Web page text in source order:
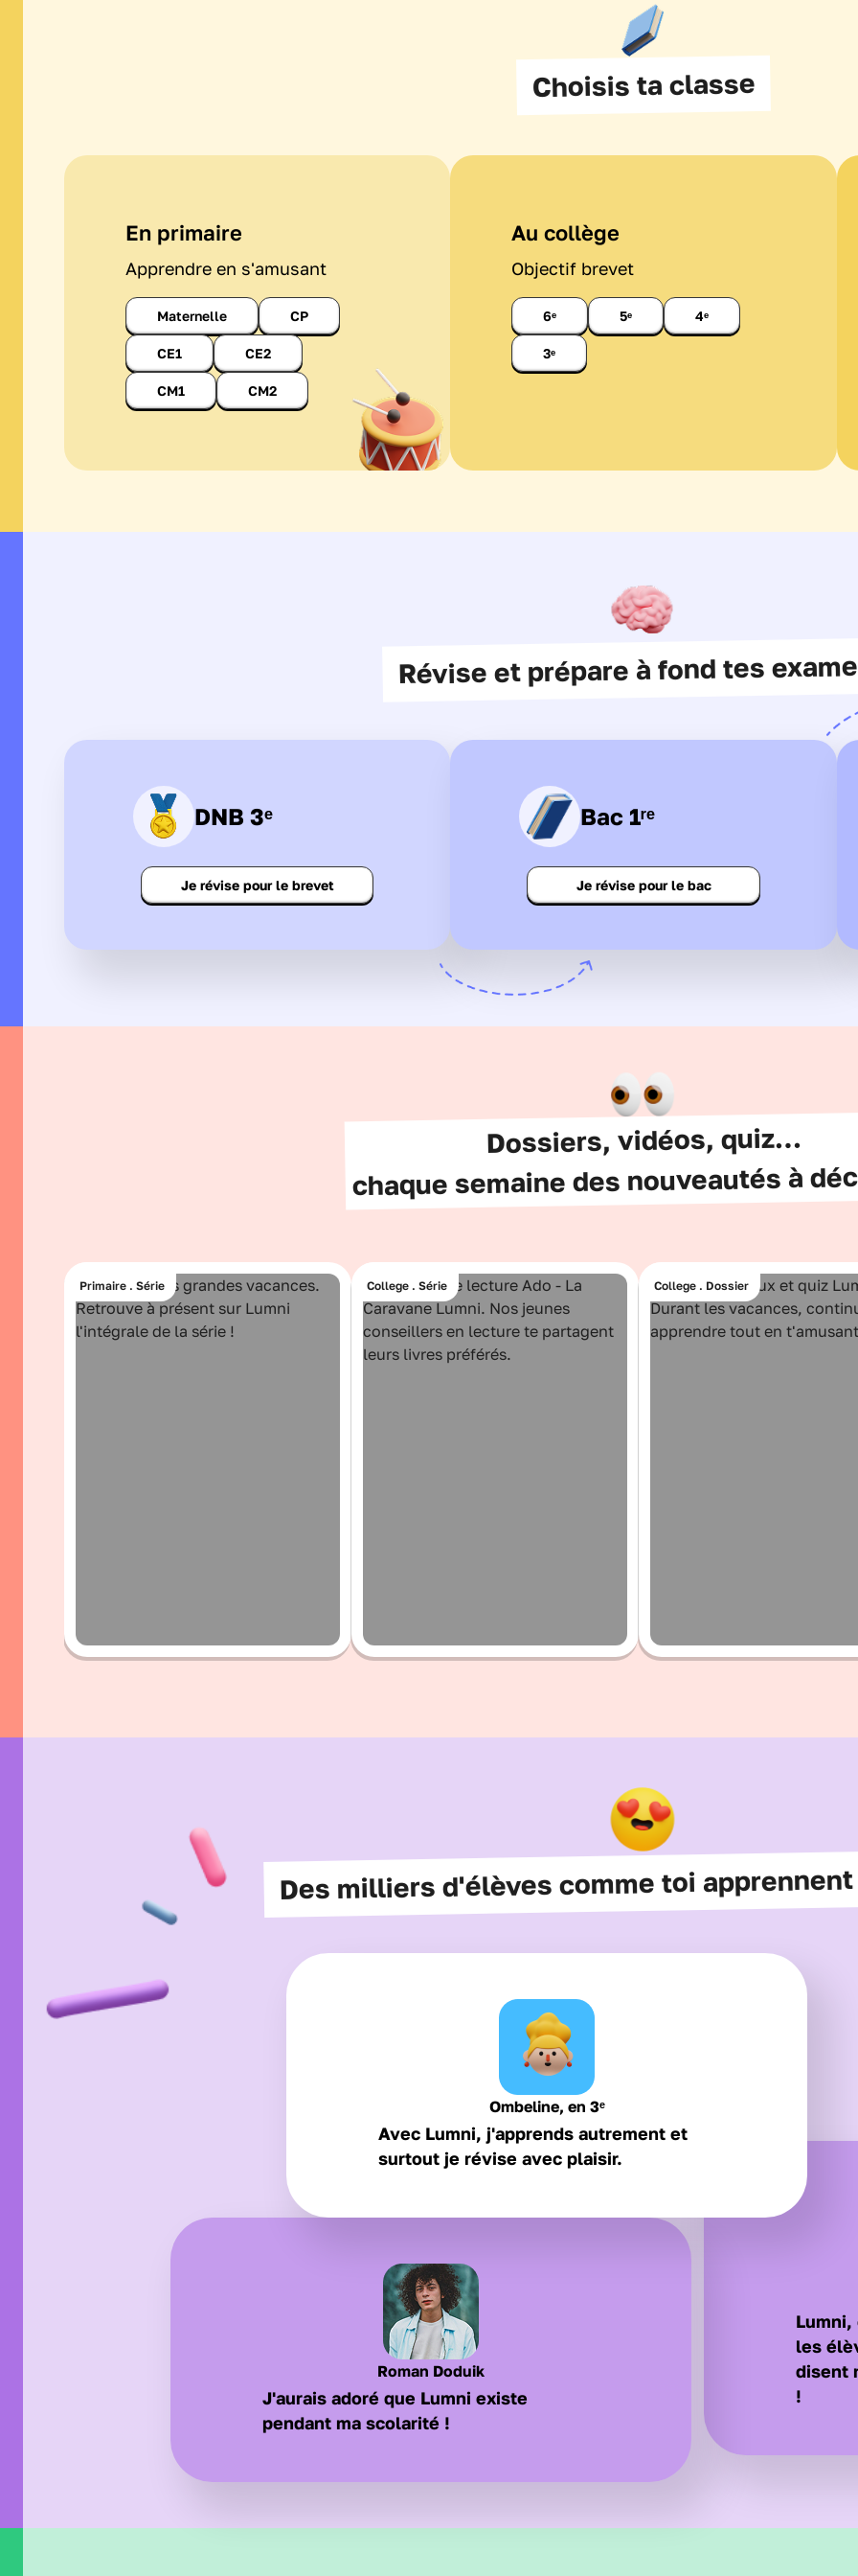
Choisis ta classe
En primaire
Apprendre en s'amusant
Maternelle CP
CE1 CE2
CM1 CM2
Au collège
Objectif brevet
6ᵉ 5ᵉ 4ᵉ
3ᵉ
Révise et prépare à fond tes
DNB 3ᵉ
Je révise pour le brevet
Bac 1ʳᵉ
Je révise pour le bac
Dossiers, vidéos, quiz…
chaque semaine des nouveautés à
Primaire . Série College . Série College . Dossier
Des milliers d'élèves comme toi
Ombeline, en 3ᵉ
Avec Lumni, j'apprends autrement et
surtout je révise avec plaisir.
les
disent
!
Roman Doduik
J'aurais adoré que Lumni existe
pendant ma scolarité !